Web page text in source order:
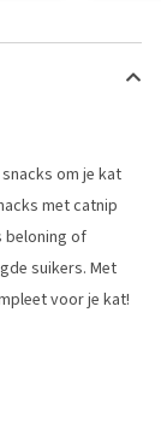
om je kat
met catnip
beloning of
suikers. Met
voor je kat!